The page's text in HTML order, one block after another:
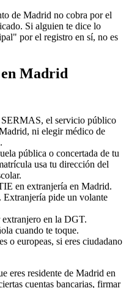
de Madrid no cobra por el
Si alguien te dice lo
por el registro en sí, no es
Madrid
SERMAS, el servicio público
ni elegir médico de
pública o concertada de tu
usa tu dirección del
en extranjería en Madrid.
pide un volante
en la DGT.
cuando te toque.
o europeas, si eres ciudadano
eres residente de Madrid en
cuentas bancarias, firmar